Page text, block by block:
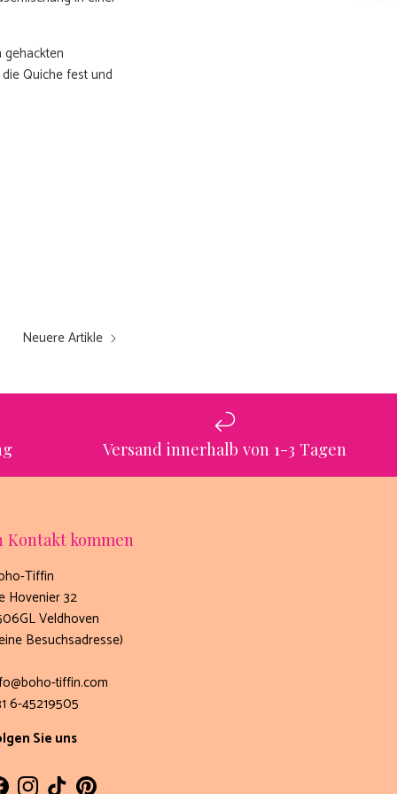
Quiche fest und
Neuere Artikle
Versand innerhalb von 1-3 Tagen
Kontakt kommen
Tiffin
Hovenier 32
Veldhoven
Besuchsadresse)
tiffin.com
6-45219505
Sie uns